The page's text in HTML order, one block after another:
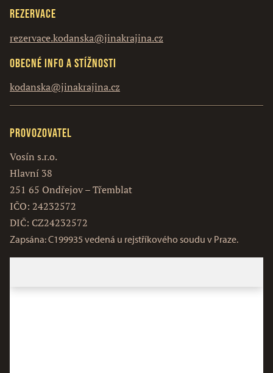
Rezervace
rezervace.kodanska@jinakrajina.cz
Obecné info a stížnosti
kodanska@jinakrajina.cz
Provozovatel
Vosín s.r.o.
Hlavní 38
251 65 Ondřejov – Třemblat
IČO: 24232572
DIČ: CZ24232572
Zapsána: C199935 vedená u rejstříkového soudu v Praze.